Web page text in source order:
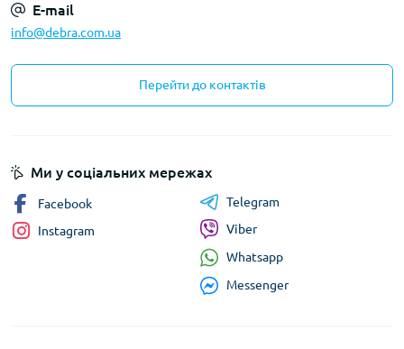
E-mail
info@debra.com.ua
Перейти до контактів
Ми у соціальних мережах
Facebook
Instagram
Telegram
Viber
Whatsapp
Messenger